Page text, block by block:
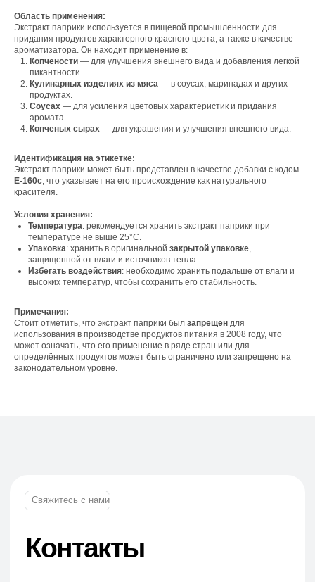
Область применения:
Экстракт паприки используется в пищевой промышленности для
придания продуктов характерного красного цвета, а также в качестве
ароматизатора. Он находит применение в:
Копчености — для улучшения внешнего вида и добавления легкой
пикантности.
Кулинарных изделиях из мяса — в соусах, маринадах и других
продуктах.
Соусах — для усиления цветовых характеристик и придания
аромата.
Копченых сырах — для украшения и улучшения внешнего вида.
Идентификация на этикетке:
Экстракт паприки может быть представлен в качестве добавки с кодом
Е-160с, что указывает на его происхождение как натурального
красителя.
Условия хранения:
Температура: рекомендуется хранить экстракт паприки при
температуре не выше 25°C.
Упаковка: хранить в оригинальной закрытой упаковке,
защищенной от влаги и источников тепла.
Избегать воздействия: необходимо хранить подальше от влаги и
высоких температур, чтобы сохранить его стабильность.
Примечания:
Стоит отметить, что экстракт паприки был запрещен для
использования в производстве продуктов питания в 2008 году, что
может означать, что его применение в ряде стран или для
определённых продуктов может быть ограничено или запрещено на
законодательном уровне.
Свяжитесь с нами
Контакты
г. Москва, вн. тер. г. муниципальный округ
12, к. 1, помещ. 3/1
Офис компании: